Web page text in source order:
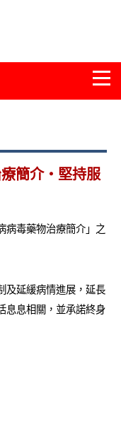
療簡介‧堅持服
病毒藥物治療簡介」之
及延緩病情進展，延長
息息相關，並承諾終身